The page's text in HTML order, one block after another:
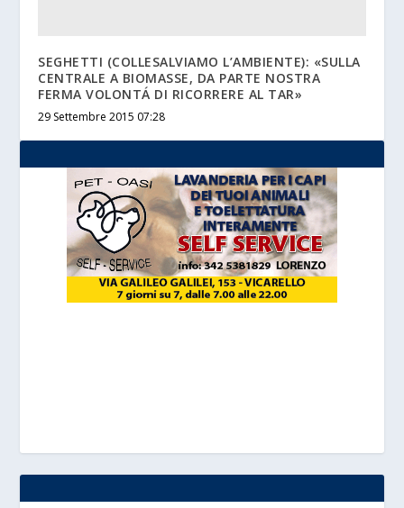
SEGHETTI (COLLESALVIAMO L’AMBIENTE): «SULLA
CENTRALE A BIOMASSE, DA PARTE NOSTRA
FERMA VOLONTÁ DI RICORRERE AL TAR»
29 Settembre 2015 07:28